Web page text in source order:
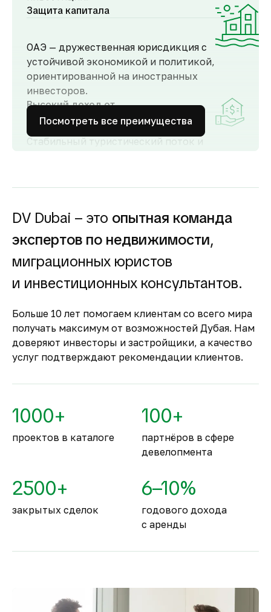
Защита капитала
ОАЭ — дружественная юрисдикция с
устойчивой экономикой и политикой,
ориентированной на иностранных
инвесторов.
Высокий доход от
аренды
Стабильный туристический поток и
доходность для инвесторов как от
аренды.
строящуюся
недвижимость
Оплата за объект поступает на эскроу-счёт.
Застройщик сможет получить с него деньги
только после ввода объекта в
Комфортное и
безопасное место для
жизни
По уровню безопасности жизни
занимают второе место в мире.
Посмотреть все преимущества
DV Dubai – это опытная команда
экспертов по недвижимости,
миграционных юристов
и инвестиционных консультантов.
Больше 10 лет помогаем клиентам со всего мира
получать максимум от возможностей Дубая. Нам
доверяют инвесторы и застройщики, а качество
услуг подтверждают рекомендации клиентов.
1000+
проектов в каталоге
100+
партнёров в сфере
девелопмента
2500+
закрытых сделок
6–10%
годового дохода
с аренды